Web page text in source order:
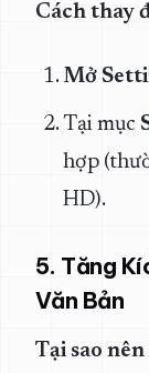
Cách thay
Mở
Tại mục
hợp
HD).
5. Tăng
Văn Bản
Tại sao